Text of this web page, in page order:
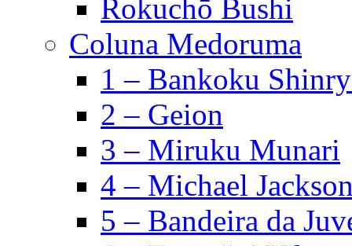
Rokuchō Bushi
Coluna Medoruma
1 – Bankoku
2 – Geion
3 – Miruku Munari
4 – Michael
5 – Bandeira da